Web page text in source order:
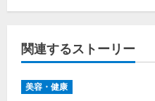
関連するストーリー
美容・健康